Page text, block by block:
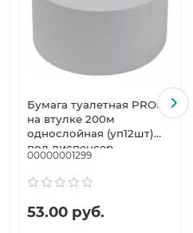
Бумага туалетная PROFF
на втулке 200м
однослойная (уп12шт)
под диспенсер
00000001299
53.00 руб.